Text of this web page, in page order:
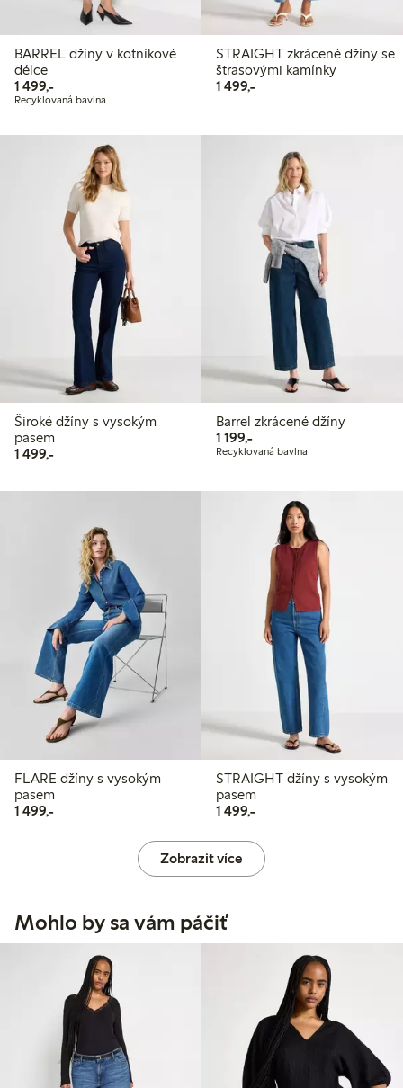
BARREL džíny v kotníkové
délce
1 499,-1 499,00 Kč
Recyklovaná bavlna
STRAIGHT zkrácené džíny se
štrasovými kamínky
1 499,-1 499,00 Kč
Široké džíny s vysokým
pasem
1 499,-1 499,00 Kč
Barrel zkrácené džíny
1 199,-1 199,00 Kč
Recyklovaná bavlna
FLARE džíny s vysokým
pasem
1 499,-1 499,00 Kč
STRAIGHT džíny s vysokým
pasem
1 499,-1 499,00 Kč
Zobrazit více
Mohlo by sa vám páčiť